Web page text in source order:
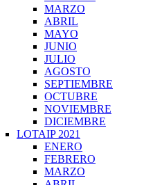
MARZO
ABRIL
MAYO
JUNIO
JULIO
AGOSTO
SEPTIEMBRE
OCTUBRE
NOVIEMBRE
DICIEMBRE
LOTAIP 2021
ENERO
FEBRERO
MARZO